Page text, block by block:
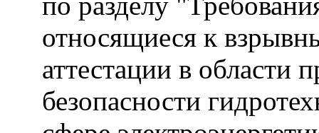
относящиеся к
аттестации в области
безопасности